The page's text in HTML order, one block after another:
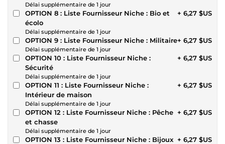
Délai supplémentaire de 1 jour
OPTION 8 : Liste Fournisseur Niche : Bio et
écolo
Délai supplémentaire de 1 jour
+ 6,27 $US
OPTION 9 : Liste Fournisseur Niche : Militaire
Délai supplémentaire de 1 jour
+ 6,27 $US
OPTION 10 : Liste Fournisseur Niche :
Sécurité
Délai supplémentaire de 1 jour
+ 6,27 $US
OPTION 11 : Liste Fournisseur Niche :
Intérieur de maison
Délai supplémentaire de 1 jour
+ 6,27 $US
OPTION 12 : Liste Fournisseur Niche : Pêche
et chasse
Délai supplémentaire de 1 jour
+ 6,27 $US
OPTION 13 : Liste Fournisseur Niche : Bijoux + 6,27 $US